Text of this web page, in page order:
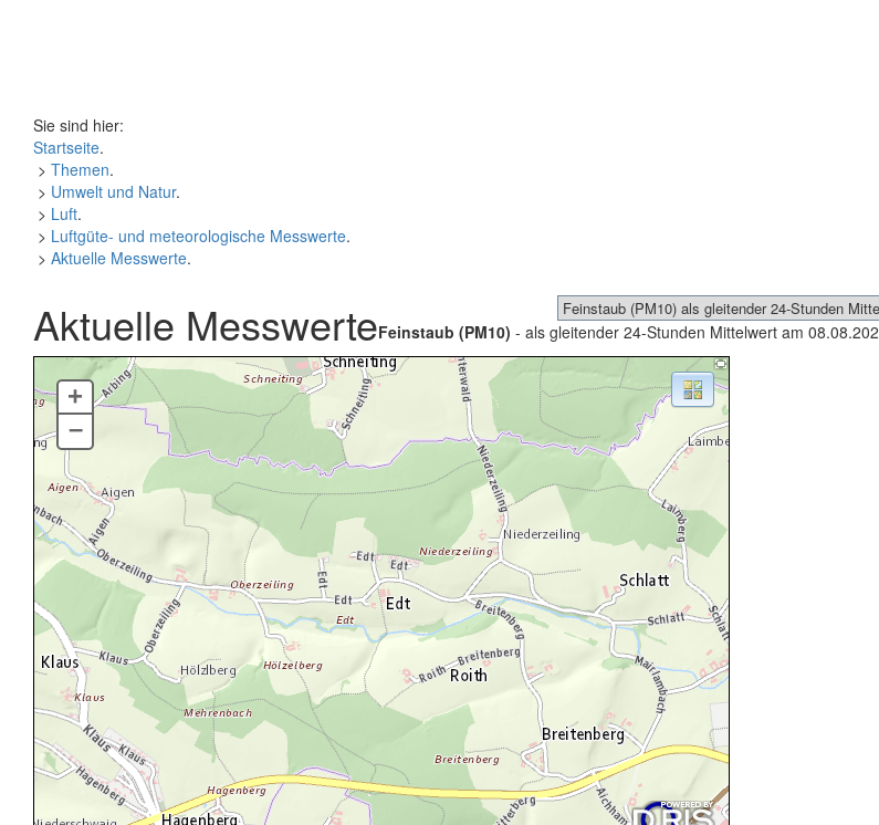
Sie sind hier:
Startseite.
> Themen.
> Umwelt und Natur.
> Luft.
> Luftgüte- und meteorologische Messwerte.
> Aktuelle Messwerte.
Aktuelle MesswerteFeinstaub (PM10) - als gleitender 24-Stunden Mittelwert am
+
–